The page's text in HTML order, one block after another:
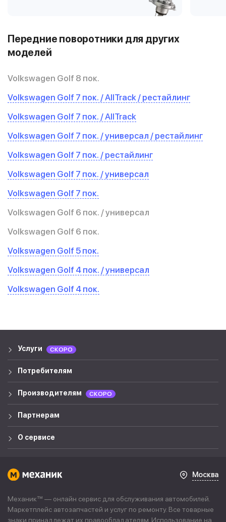
Передние поворотники для других
моделей
Volkswagen Golf 8 пок.
Volkswagen Golf 7 пок. / AllTrack / рестайлинг
Volkswagen Golf 7 пок. / AllTrack
Volkswagen Golf 7 пок. / универсал / рестайлинг
Volkswagen Golf 7 пок. / рестайлинг
Volkswagen Golf 7 пок. / универсал
Volkswagen Golf 7 пок.
Volkswagen Golf 6 пок. / универсал
Volkswagen Golf 6 пок.
Volkswagen Golf 5 пок.
Volkswagen Golf 4 пок. / универсал
Volkswagen Golf 4 пок.
Услуги СКОРО
Потребителям
Производителям СКОРО
Партнерам
О сервисе
Москва
Механик™ — онлайн сервис для обслуживания автомобилей.
Маркетплейс автозапчастей и услуг по ремонту. Все товарные
знаки принадлежат их правообладателям. Использование на